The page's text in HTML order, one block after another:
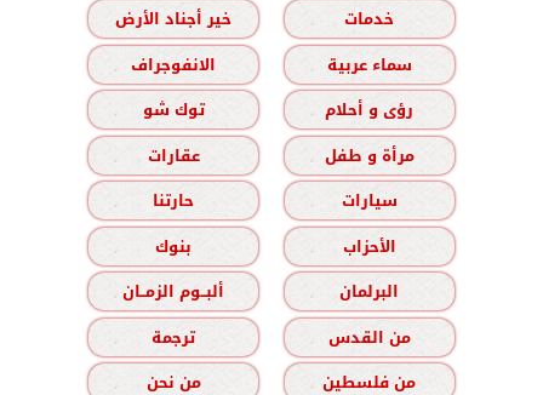
خدمات
خير أجناد الأرض
سماء عربية
الانفوجراف
رؤى و أحلام
توك شو
مرأة و طفل
عقارات
سيارات
حارتنا
الأحزاب
بنوك
البرلمان
ألبــوم الزمــان
من القدس
ترجمة
من فلسطين
من نحن